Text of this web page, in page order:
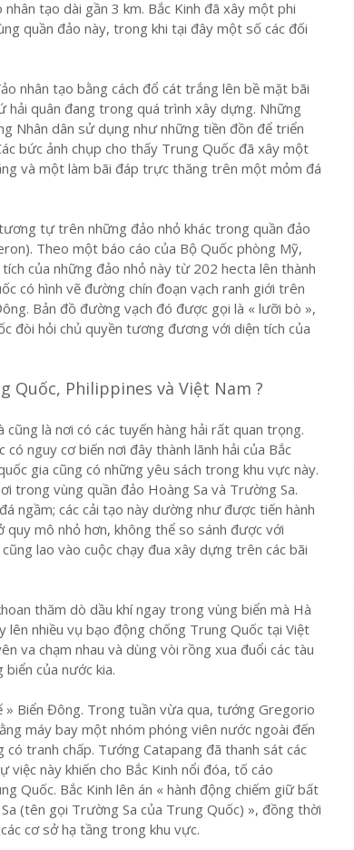
tạo dài gần 3 km. Bắc Kinh đã xây một phi
quần đảo này, trong khi tại đây một số các đối
nhân tạo bằng cách đổ cát trắng lên bề mặt bãi
hải quân đang trong quá trình xây dựng. Những
Nhân dân sử dụng như những tiền đồn để triển
bức ảnh chụp cho thấy Trung Quốc đã xây một
và một làm bãi đáp trực thăng trên một mỏm đá
tự trên những đảo nhỏ khác trong quần đảo
Theo một báo cáo của Bộ Quốc phòng Mỹ,
của những đảo nhỏ này từ 202 hecta lên thành
có hình vẽ đường chín đoạn vạch ranh giới trên
Bản đồ đường vạch đó được gọi là « lưỡi bò »,
đòi hỏi chủ quyền tương đương với diện tích của
Quốc, Philippines và Việt Nam ?
là nơi có các tuyến hàng hải rất quan trọng.
nguy cơ biến nơi đây thành lãnh hải của Bắc
gia cũng có những yêu sách trong khu vực này.
trong vùng quần đảo Hoàng Sa và Trường Sa.
ngầm; các cải tạo này dường như được tiến hành
mô nhỏ hơn, không thể so sánh được với
lao vào cuộc chạy đua xây dựng trên các bãi
thăm dò dầu khí ngay trong vùng biển mà Hà
lên nhiều vụ bạo động chống Trung Quốc tại Việt
va chạm nhau và dùng vòi rồng xua đuổi các tàu
của nước kia.
Biển Đông. Trong tuần vừa qua, tướng Gregorio
máy bay một nhóm phóng viên nước ngoài đến
tranh chấp. Tướng Catapang đã thanh sát các
này khiến cho Bắc Kinh nổi đóa, tố cáo
Quốc. Bắc Kinh lên án « hành động chiếm giữ bất
(tên gọi Trường Sa của Trung Quốc) », đồng thời
cơ sở hạ tầng trong khu vực.